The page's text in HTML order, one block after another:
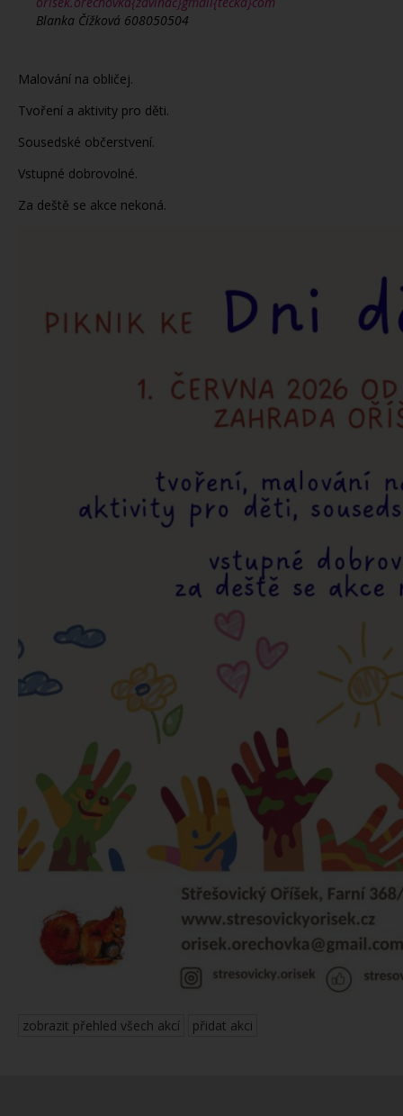
Blanka Čížková 608050504
Malování na obličej.
Tvoření a aktivity pro děti.
Sousedské občerstvení.
Vstupné dobrovolné.
Za deště se akce nekoná.
zobrazit přehled všech akcí přidat akci